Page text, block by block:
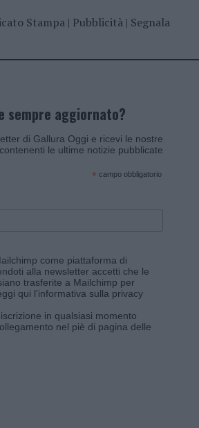
Stampa| Pubblicità| Segnala
sempre aggiornato?
di Gallura Oggi e ricevi le nostre
le ultime notizie pubblicate
* campo obbligatorio
come piattaforma di
alla newsletter accetti che le
trasferite a Mailchimp per
qui l'informativa sulla privacy
in qualsiasi momento
nel piè di pagina delle